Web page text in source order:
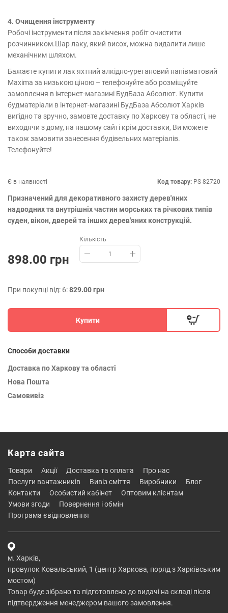
4. Очищення інструменту
Робочі інструменти після закінчення робіт очистити
розчинником.Шар лаку, який висох, можна видалити лише
механічним шляхом.
Бажаєте купити лак яхтний алкідно-уретановий напівматовий
Maxima за низькою ціною – телефонуйте або розміщуйте
замовлення в інтернет-магазині БудБаза Абсолют. Купити
будматеріали в інтернет-магазині БудБаза Абсолют Харків
вигідно та зручно, замовте доставку по Харкову та області, не
виходячи з дому, на нашому сайті крім доставки, Ви можете
також замовити занесення будівельних матеріалів.
Телефонуйте!
Є в наявності Код товару: PS-82720
Призначений для декоративного захисту дерев'яних
надводних та внутрішніх частин морських та річкових типів
суден, вікон, дверей та інших дерев'яних конструкцій.
898.00 грн
Кількість
При покупці від: 6:829.00 грн
Купити
Способи доставки
Доставка по Харкову та області
Нова Пошта
Самовивіз
Карта сайта
товари акції доставка та оплата
про нас
послуги вантажників
вивіз сміття виробники
блог
контакти
особистий кабінет
оптовим клієнтам
умови згоди
повернення і обмін
програма євідновлення
м. Харків,
провулок Ковальський, 1 (центр Харкова, поряд з Харківським
мостом)
Товар буде зібрано та підготовлено до видачі на складі після
підтвердження менеджером вашого замовлення.